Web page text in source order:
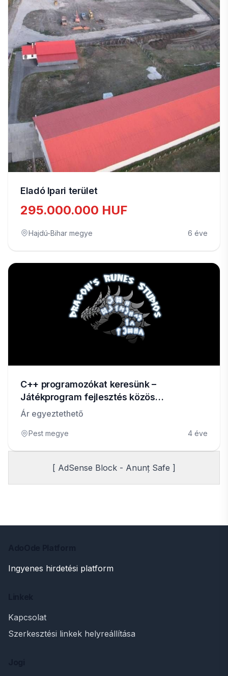
Eladó Ipari terület
295.000.000 HUF
Hajdú-Bihar megye 6 éve
C++ programozókat keresünk –
Játékprogram fejlesztés közös
érdekeltségi rendszerrel!
Ár egyeztethető
Pest megye 4 éve
[ AdSense Block - Anunț Safe ]
Ingyenes hirdetési platform
Kapcsolat
Szerkesztési linkek helyreállítása